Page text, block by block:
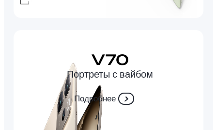
Портреты с вайбом
Подробнее